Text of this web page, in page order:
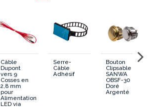
Câble
Dupont
vers 9
Cosses en
2,8 mm
pour
Alimentation
LED via
Serre-
Câble
Adhésif
Bouton
Clipsable
SANWA
OBSF-30
Doré
Argenté